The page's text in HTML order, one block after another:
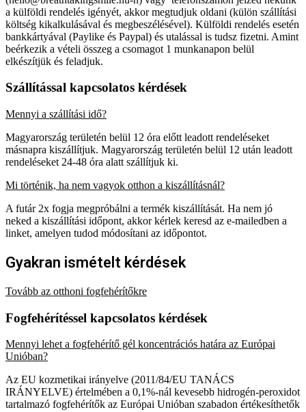
a külföldi rendelés igényét, akkor megtudjuk oldani (külön szállítási
költség kikalkulásával és megbeszélésével). Külföldi rendelés esetén
bankkártyával (Paylike és Paypal) és utalással is tudsz fizetni. Amint
beérkezik a vételi összeg a csomagot 1 munkanapon belül
elkészítjük és feladjuk.
Szállítással kapcsolatos kérdések
Mennyi a szállítási idő?
Magyarország területén belül 12 óra előtt leadott rendeléseket
másnapra kiszállítjuk. Magyarország területén belül 12 után leadott
rendeléseket 24-48 óra alatt szállítjuk ki.
Mi történik, ha nem vagyok otthon a kiszállításnál?
A futár 2x fogja megpróbálni a termék kiszállítását. Ha nem jó
neked a kiszállítási időpont, akkor kérlek keresd az e-mailedben a
linket, amelyen tudod módosítani az időpontot.
Gyakran ismételt kérdések
Tovább az otthoni fogfehérítőkre
Fogfehérítéssel kapcsolatos kérdések
Mennyi lehet a fogfehérítő gél koncentrációs határa az Európai
Unióban?
Az EU kozmetikai irányelve (2011/84/EU TANÁCS
IRÁNYELVE) értelmében a 0,1%-nál kevesebb hidrogén-peroxidot
tartalmazó fogfehérítők az Európai Unióban szabadon értékesíthetők